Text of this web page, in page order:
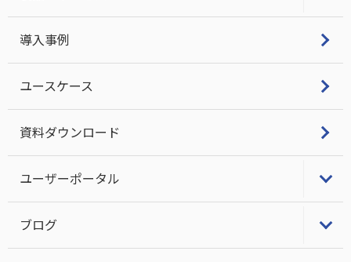
LINBITクラスタスタック・サポート
導入事例
ユースケース
資料ダウンロード
ユーザーポータル
ブログ